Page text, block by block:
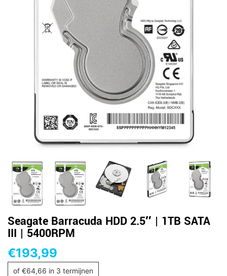
Seagate Barracuda HDD 2.5″ | 1TB SATA
III | 5400RPM
€193,99
of €64,66 in 3 termijnen